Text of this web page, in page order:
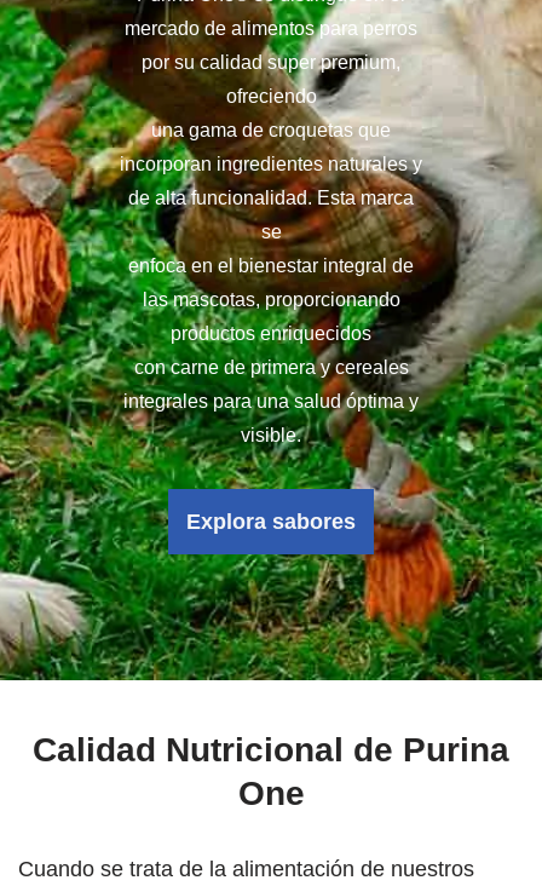
mercado de alimentos para perros
por su calidad super premium,
ofreciendo
una gama de croquetas que
incorporan ingredientes naturales y
de alta funcionalidad. Esta marca
se
enfoca en el bienestar integral de
las mascotas, proporcionando
productos enriquecidos
con carne de primera y cereales
integrales para una salud óptima y
visible.
Explora sabores
Calidad Nutricional de Purina
One
Cuando se trata de la alimentación de nuestros